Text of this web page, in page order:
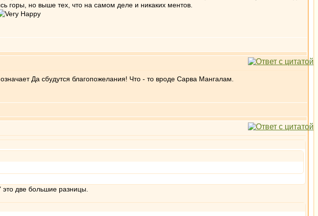
горы, но выше тех, что на самом деле и никаких ментов.
Да сбудутся благопожелания! Что - то вроде Сарва Мангалам.
это две большие разницы.